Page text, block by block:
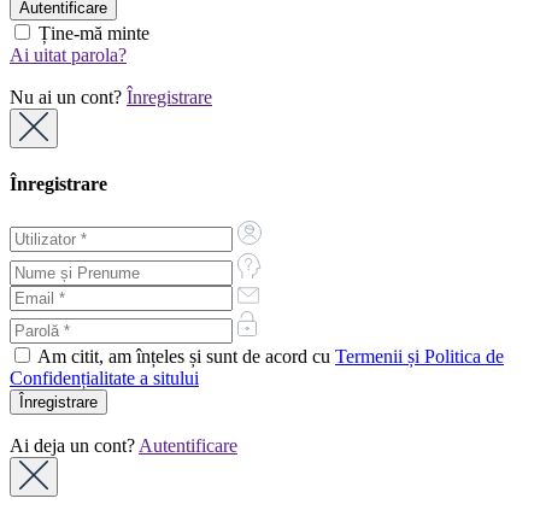
Ține-mă minte
Ai uitat parola?
Nu ai un cont? Înregistrare
Înregistrare
Am citit, am înțeles și sunt de acord cu Termenii și Politica de
Confidențialitate a sitului
Ai deja un cont? Autentificare